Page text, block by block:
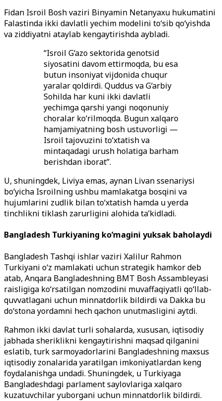
Fidan Isroil Bosh vaziri Binyamin Netanyaxu hukumatini
Falastinda ikki davlatli yechim modelini to‘sib qo‘yishda
va ziddiyatni ataylab kengaytirishda aybladi.
“Isroil G‘azo sektorida genotsid
siyosatini davom ettirmoqda, bu esa
butun insoniyat vijdonida chuqur
yaralar qoldirdi. Quddus va G‘arbiy
Sohilda har kuni ikki davlatli
yechimga qarshi yangi noqonuniy
choralar ko‘rilmoqda. Bugun xalqaro
hamjamiyatning bosh ustuvorligi —
Isroil tajovuzini to‘xtatish va
mintaqadagi urush holatiga barham
berishdan iborat”.
U, shuningdek, Liviya emas, aynan Livan ssenariysi
bo‘yicha Isroilning ushbu mamlakatga bosqini va
hujumlarini zudlik bilan to‘xtatish hamda u yerda
tinchlikni tiklash zarurligini alohida ta’kidladi.
Bangladesh Turkiyaning ko‘magini yuksak baholaydi
Bangladesh Tashqi ishlar vaziri Xalilur Rahmon
Turkiyani o‘z mamlakati uchun strategik hamkor deb
atab, Anqara Bangladeshning BMT Bosh Assambleyasi
raisligiga ko‘rsatilgan nomzodini muvaffaqiyatli qo‘llab-
quvvatlagani uchun minnatdorlik bildirdi va Dakka bu
do‘stona yordamni hech qachon unutmasligini aytdi.
Rahmon ikki davlat turli sohalarda, xususan, iqtisodiy
jabhada sheriklikni kengaytirishni maqsad qilganini
eslatib, turk sarmoyadorlarini Bangladeshning maxsus
iqtisodiy zonalarida yaratilgan imkoniyatlardan keng
foydalanishga undadi. Shuningdek, u Turkiyaga
Bangladeshdagi parlament saylovlariga xalqaro
kuzatuvchilar yuborgani uchun minnatdorlik bildirdi.